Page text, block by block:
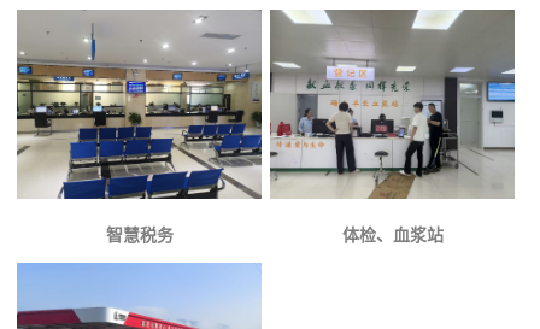
智慧税务 体检、血浆站